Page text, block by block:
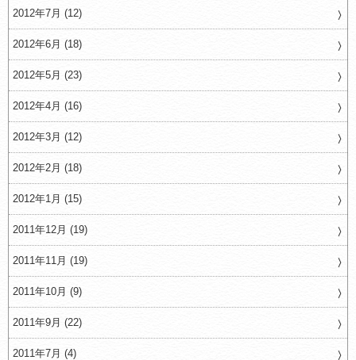
2012年7月 (12)
2012年6月 (18)
2012年5月 (23)
2012年4月 (16)
2012年3月 (12)
2012年2月 (18)
2012年1月 (15)
2011年12月 (19)
2011年11月 (19)
2011年10月 (9)
2011年9月 (22)
2011年7月 (4)